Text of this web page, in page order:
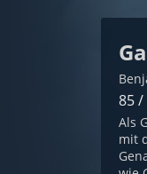
85 /
Als
mit